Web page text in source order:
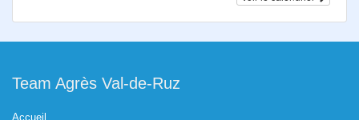
Team Agrès Val-de-Ruz
Accueil